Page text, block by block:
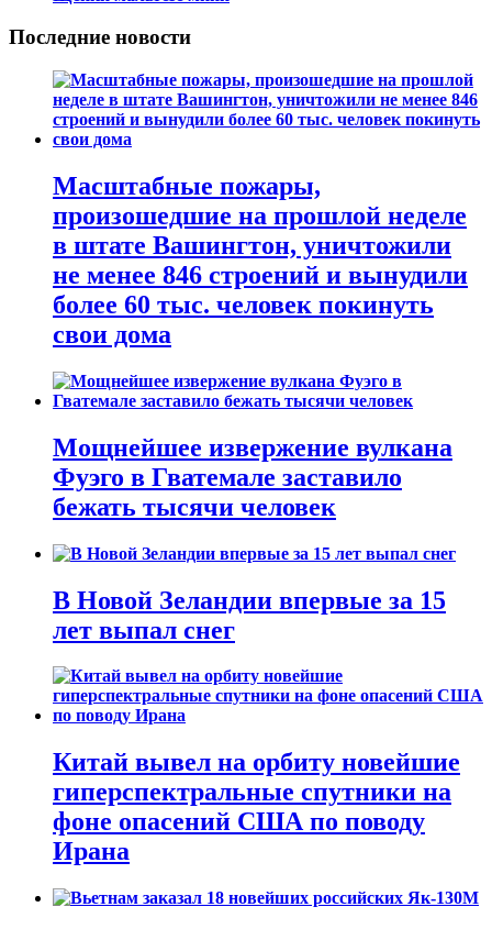
Последние новости
Масштабные пожары,
произошедшие на прошлой неделе
в штате Вашингтон, уничтожили
не менее 846 строений и вынудили
более 60 тыс. человек покинуть
свои дома
Мощнейшее извержение вулкана
Фуэго в Гватемале заставило
бежать тысячи человек
В Новой Зеландии впервые за 15
лет выпал снег
Китай вывел на орбиту новейшие
гиперспектральные спутники на
фоне опасений США по поводу
Ирана